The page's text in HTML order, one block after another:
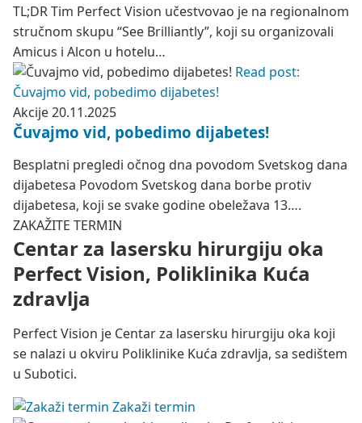
TL;DR Tim Perfect Vision učestvovao je na regionalnom
stručnom skupu “See Brilliantly”, koji su organizovali
Amicus i Alcon u hotelu…
Read post:
Čuvajmo vid, pobedimo dijabetes!
Akcije20.11.2025
Čuvajmo vid, pobedimo dijabetes!
Besplatni pregledi očnog dna povodom Svetskog dana
dijabetesa Povodom Svetskog dana borbe protiv
dijabetesa, koji se svake godine obeležava 13….
ZAKAŽITE TERMIN
Centar za lasersku hirurgiju oka
Perfect Vision, Poliklinika Kuća
zdravlja
Perfect Vision je Centar za lasersku hirurgiju oka koji
se nalazi u okviru Poliklinike Kuća zdravlja, sa sedištem
u Subotici.
Zakaži termin